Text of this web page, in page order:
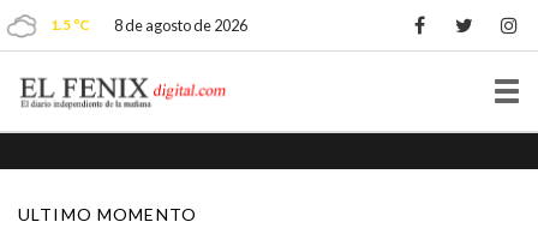
1.5 ºC 8 de agosto de 2026
ULTIMO MOMENTO